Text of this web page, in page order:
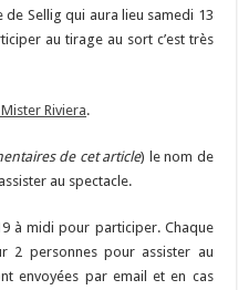
Sellig qui aura lieu samedi 13
au tirage au sort c’est très
Riviera.
de cet article) le nom de
au spectacle.
à midi pour participer. Chaque
2 personnes pour assister au
envoyées par email et en cas